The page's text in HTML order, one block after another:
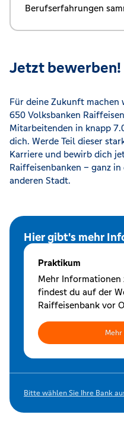
Berufserfahrungen
Jetzt bewerben!
Für deine Zukunft machen
650 Volksbanken
Mitarbeitenden in knapp
dich. Werde Teil dieser
Karriere und bewirb dich
Raiffeisenbanken – ganz
anderen Stadt.
Hier gibt's mehr
Praktikum
Mehr Informationen
findest du auf der
Raiffeisenbank vor
Bitte wählen Sie Ihre Bank